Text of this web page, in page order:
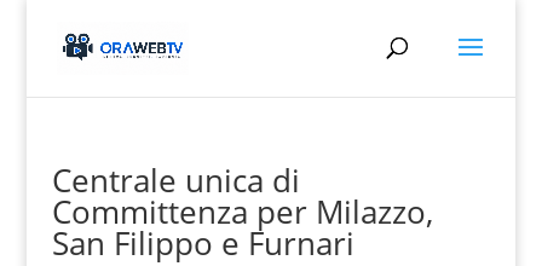
Centrale unica di
Committenza per Milazzo,
San Filippo e Furnari